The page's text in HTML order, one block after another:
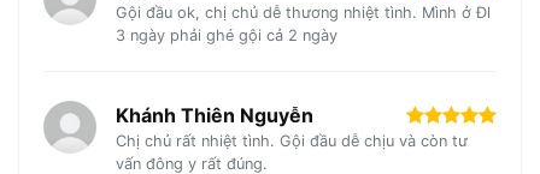
Gội đầu ok, chị chủ dễ thương nhiệt tình. Mình ở Đl
3 ngày phải ghé gội cả 2 ngày
Khánh Thiên Nguyễn
Chị chủ rất nhiệt tình. Gội đầu dễ chịu và còn tư
vấn đông y rất đúng.